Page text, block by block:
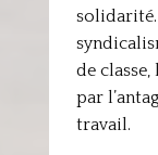
solidarité.
de
par
travail.